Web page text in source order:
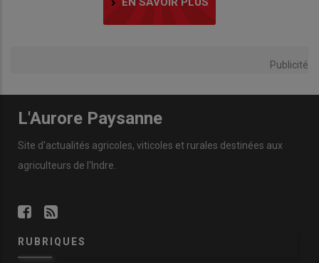
Publicité
L'Aurore Paysanne
Site d'actualités agricoles, viticoles et rurales destinées aux
agriculteurs de l'Indre.
RUBRIQUES